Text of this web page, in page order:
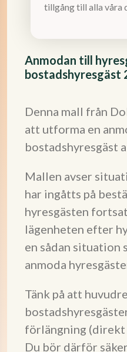
Anmodan till
bostadshyresgäst
Denna mall från
att utforma en
bostadshyresgäst
Mallen avser
har ingåtts på
hyresgästen
lägenheten efter
en sådan situation
anmoda
Tänk på att
förlängning
Du bör därför
tillgång till alla våra